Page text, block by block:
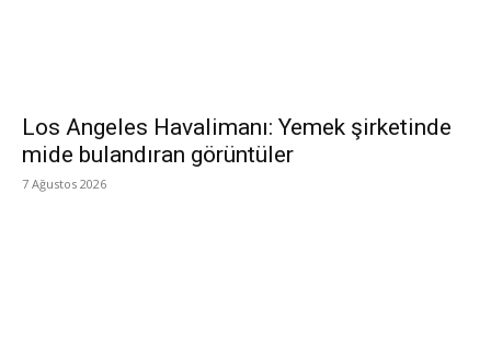
Los Angeles Havalimanı: Yemek şirketinde
mide bulandıran görüntüler
7 Ağustos 2026